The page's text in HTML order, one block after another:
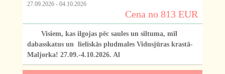
27.09.2026 - 04.10.2026
Cena no 813 EUR
Visiem, kas ilgojas pēc saules un siltuma, mīl
dabasskatus un lieliskās pludmales Vidusjūras krastā-
Maljorka! 27.09.-4.10.2026. Al